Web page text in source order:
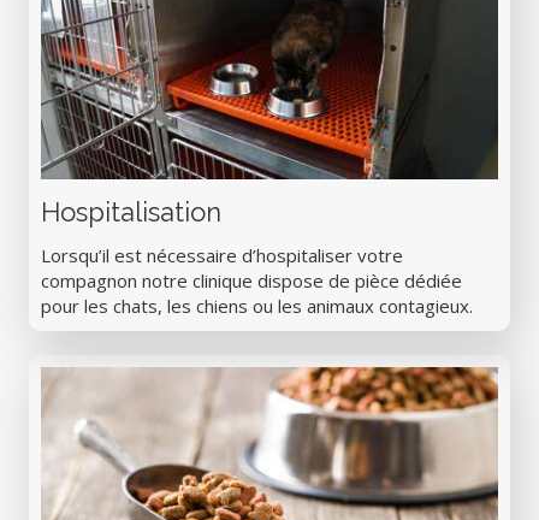
Hospitalisation
Lorsqu’il est nécessaire d’hospitaliser votre
compagnon notre clinique dispose de pièce dédiée
pour les chats, les chiens ou les animaux contagieux.